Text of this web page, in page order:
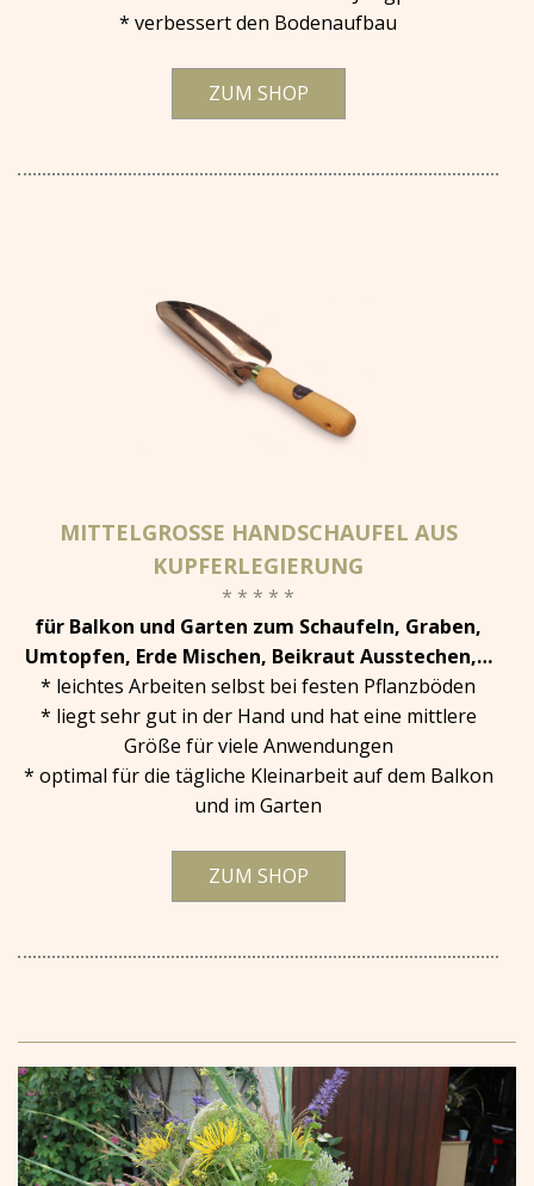
* verbessert den Bodenaufbau
ZUM SHOP
MITTELGROSSE HANDSCHAUFEL AUS K
UPFERLEGIERUNG
* * * * *
für Balkon und Garten zum Schaufeln, Graben,
Umtopfen, Erde Mischen, Beikraut Ausstechen,…
* leichtes Arbeiten selbst bei festen Pflanzböden
* liegt sehr gut in der Hand und hat eine mittlere
Größe für viele Anwendungen
* optimal für die tägliche Kleinarbeit auf dem Balkon
und im Garten
ZUM SHOP